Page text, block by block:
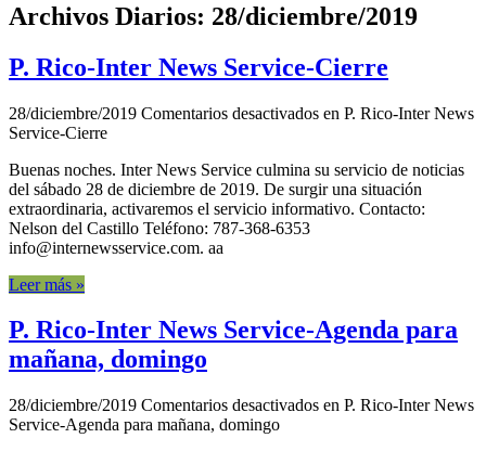
Archivos Diarios: 28/diciembre/2019
P. Rico-Inter News Service-Cierre
28/diciembre/2019 Comentarios desactivados en P. Rico-Inter News
Service-Cierre
Buenas noches. Inter News Service culmina su servicio de noticias
del sábado 28 de diciembre de 2019. De surgir una situación
extraordinaria, activaremos el servicio informativo. Contacto:
Nelson del Castillo Teléfono: 787-368-6353
info@internewsservice.com. aa
Leer más »
P. Rico-Inter News Service-Agenda para
mañana, domingo
28/diciembre/2019 Comentarios desactivados en P. Rico-Inter News
Service-Agenda para mañana, domingo